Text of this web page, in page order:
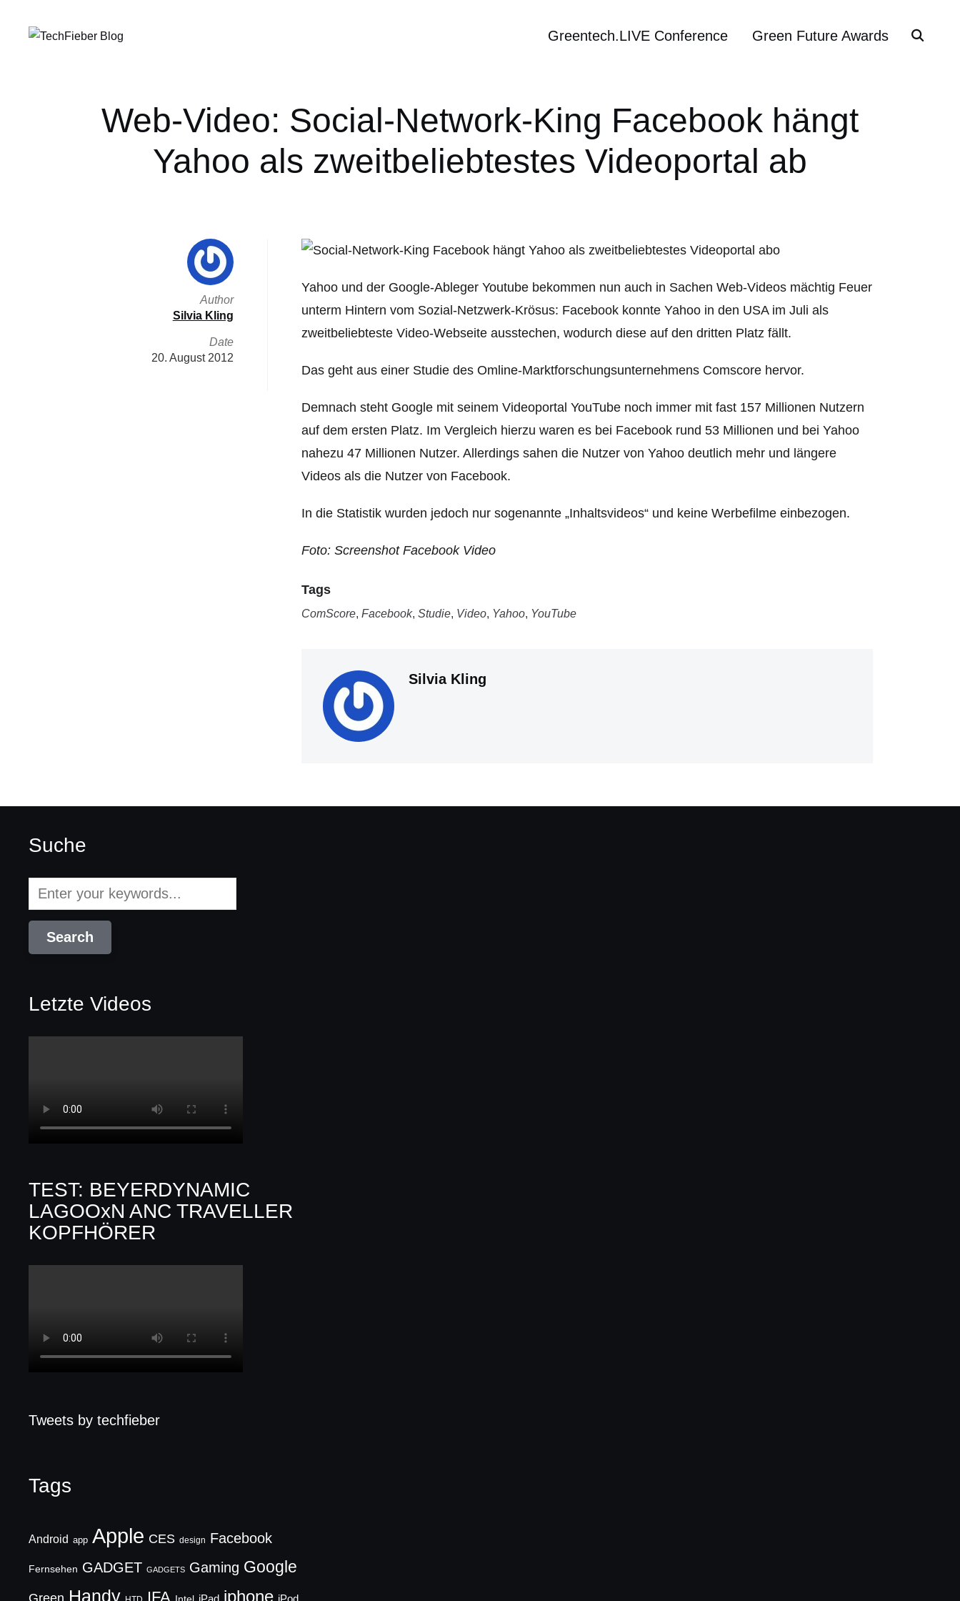
Greentech.LIVE Conference Green Future Awards
Web-Video: Social-Network-King Facebook hängt
Yahoo als zweitbeliebtestes Videoportal ab
Yahoo und der Google-Ableger Youtube bekommen nun auch in Sachen Web-Videos mächtig Feuer
unterm Hintern vom Sozial-Netzwerk-Krösus: Facebook konnte Yahoo in den USA im Juli als
zweitbeliebteste Video-Webseite ausstechen, wodurch diese auf den dritten Platz fällt.
Das geht aus einer Studie des Omline-Marktforschungsunternehmens Comscore hervor.
Demnach steht Google mit seinem Videoportal YouTube noch immer mit fast 157 Millionen Nutzern
auf dem ersten Platz. Im Vergleich hierzu waren es bei Facebook rund 53 Millionen und bei Yahoo
nahezu 47 Millionen Nutzer. Allerdings sahen die Nutzer von Yahoo deutlich mehr und längere
Videos als die Nutzer von Facebook.
In die Statistik wurden jedoch nur sogenannte „Inhaltsvideos“ und keine Werbefilme einbezogen.
Foto: Screenshot Facebook Video
Tags
ComScore, Facebook, Studie, Video, Yahoo, YouTube
Silvia Kling
Author
Silvia Kling
Date
20. August 2012
Suche
Letzte Videos
TEST: BEYERDYNAMIC
LAGOOxN ANC TRAVELLER
KOPFHÖRER
Tweets by techfieber
Tags
Android app Apple CES design Facebook
Fernsehen GADGET GADGETS Gaming Google
Green Handy IFA iPad iphone